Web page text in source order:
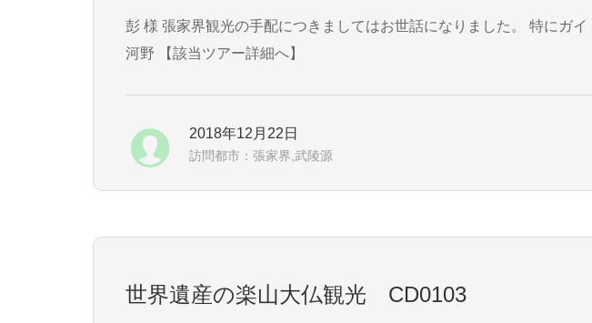
彭 様 張家界観光の手配につきましてはお世話になりました。 特にガイドの朱君はとても良かったです。 また機会がありましたらお願いします。
河野 【該当ツアー詳細へ】
2018年12月22日
訪問都市：張家界,武陵源
世界遺産の楽山大仏観光 CD0103